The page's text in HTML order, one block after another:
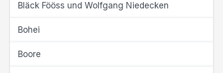
Bläck Fööss und Wolfgang Niedecken
Bohei
Boore